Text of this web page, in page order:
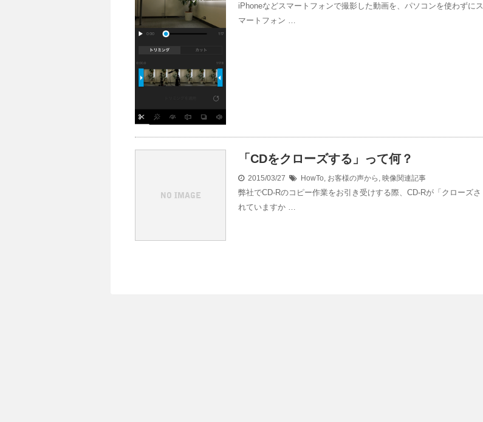
iPhoneなどスマートフォンで撮影した動画を、パソコンを使わずにス
マートフォン …
「CDをクローズする」って何？
2015/03/27 HowTo, お客様の声から , 映像関連記事
弊社でCD-Rのコピー作業をお引き受けする際、CD-Rが「クローズさ
れていますか …